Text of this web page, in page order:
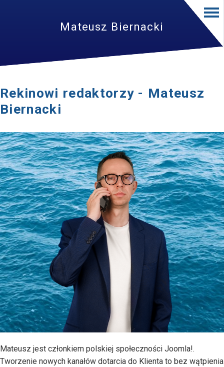
Mateusz Biernacki
Rekinowi redaktorzy - Mateusz
Biernacki
Mateusz jest członkiem polskiej społeczności Joomla!.
Tworzenie nowych kanałów dotarcia do Klienta to bez wątpienia